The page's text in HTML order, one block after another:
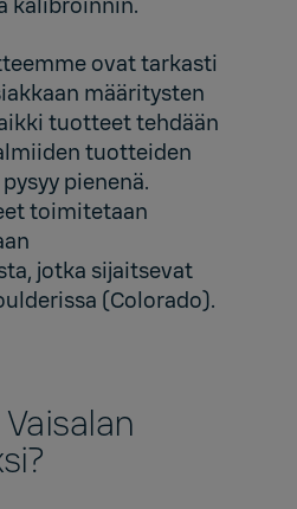
kalibroinnin.
ovat tarkasti
määritysten
tuotteet tehdään
tuotteiden
pienenä.
toimitetaan
jotka sijaitsevat
(Colorado).